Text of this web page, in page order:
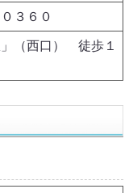
３６０
」（西口） 徒歩１